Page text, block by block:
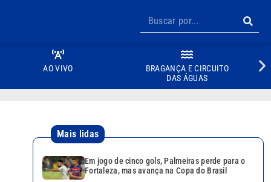
AO VIVO
BRAGANÇA E CIRCUITO
DAS ÁGUAS
Mais lidas
Em jogo de cinco gols, Palmeiras perde para o
Fortaleza, mas avança na Copa do Brasil